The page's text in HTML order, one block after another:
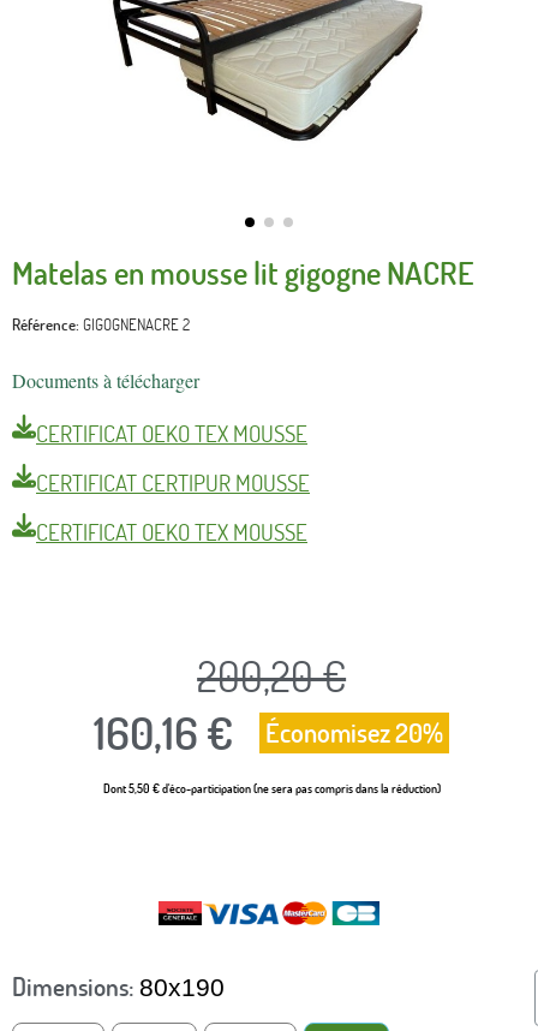
Matelas en mousse lit gigogne NACRE
Référence GIGOGNENACRE 2
Documents à télécharger
CERTIFICAT OEKO TEX MOUSSE
CERTIFICAT CERTIPUR MOUSSE
CERTIFICAT OEKO TEX MOUSSE
200,20 €
160,16 € Économisez 20%
Dont 5,50 € d'éco-participation (ne sera pas compris dans la réduction)
Dimensions 80x190